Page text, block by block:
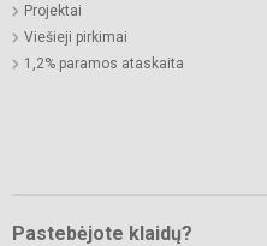
Projektai
Viešieji pirkimai
1,2% paramos ataskaita
Pastebėjote klaidų?